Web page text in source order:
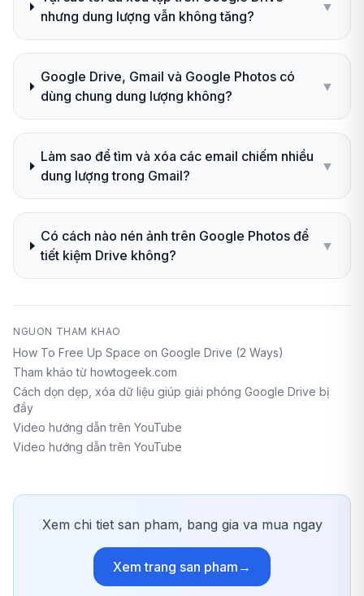
nhưng dung lượng vẫn không tăng?
▼
Google Drive, Gmail và Google Photos có
dùng chung dung lượng không?
▼
Làm sao để tìm và xóa các email chiếm nhiều
dung lượng trong Gmail?
▼
Có cách nào nén ảnh trên Google Photos để
tiết kiệm Drive không?
▼
NGUON THAM KHAO
How To Free Up Space on Google Drive (2 Ways)
Tham khảo từ howtogeek.com
Cách dọn dẹp, xóa dữ liệu giúp giải phóng Google Drive bị
đầy
Video hướng dẫn trên YouTube
Video hướng dẫn trên YouTube
Xem chi tiet san pham, bang gia va mua ngay
Xem trang san pham →